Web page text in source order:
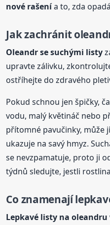
nové rašenía to, zda
Jak zachránit
Oleandr se suchými listy
upravte zálivku,
ostříhejte do zdravého
Pokud schnou jen špičky,
vodu, malý květináč nebo
přítomné pavučinky, může
ukazuje na savý hmyz.
se nevzpamatuje, proto ji
týdnů sledujte, jestli
Co znamenají
Lepkavé listy na oleandru